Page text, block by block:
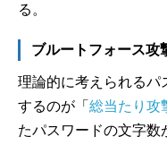
る。
ブルートフォース攻
理論的に考えられるパ
するのが「 総当たり攻
たパスワードの文字数